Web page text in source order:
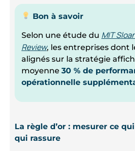
Bon à savoir
Selon une étude du MIT
Review, les entreprises dont
alignés sur la stratégie
moyenne 30 % de
opérationnelle
La règle d’or : mesurer ce
qui rassure